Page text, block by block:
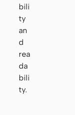
bili
ty
an
d
rea
da
bili
ty.